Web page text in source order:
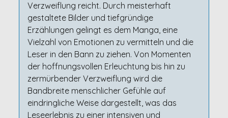
Verzweiflung reicht. Durch meisterhaft
gestaltete Bilder und tiefgründige
Erzählungen gelingt es dem Manga, eine
Vielzahl von Emotionen zu vermitteln und die
Leser in den Bann zu ziehen. Von Momenten
der hoffnungsvollen Erleuchtung bis hin zu
zermürbender Verzweiflung wird die
Bandbreite menschlicher Gefühle auf
eindringliche Weise dargestellt, was das
Leseerlebnis zu einer intensiven und